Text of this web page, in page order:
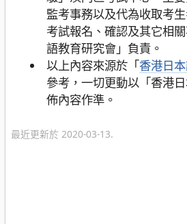
監考事務以及代為收取考
考試報名、確認及其它相
語教育研究會」負責。
以上內容來源於「香港日
參考，一切更動以「香港
佈內容作準。
最近更新於 2020-03-13.